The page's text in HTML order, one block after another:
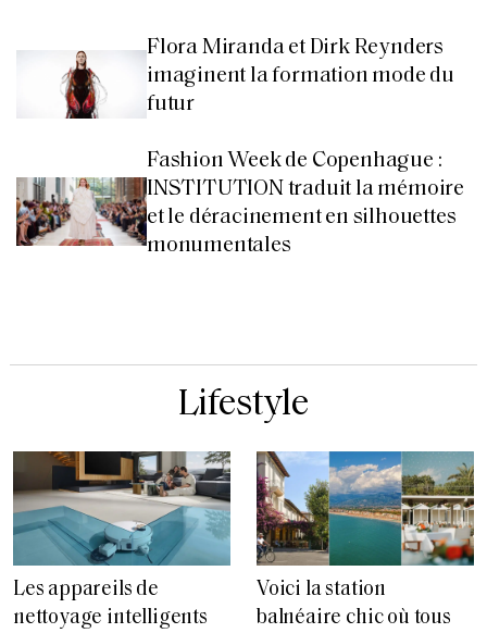
Flora Miranda et Dirk Reynders
imaginent la formation mode du
futur
Fashion Week de Copenhague :
INSTITUTION traduit la mémoire
et le déracinement en silhouettes
monumentales
Lifestyle
Les appareils de
nettoyage intelligents
Voici la station
balnéaire chic où tous